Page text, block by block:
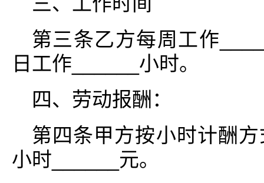
第三条乙方每周工作
日工作______小时。
四、劳动报酬：
第四条甲方按小时计酬
小时______元。